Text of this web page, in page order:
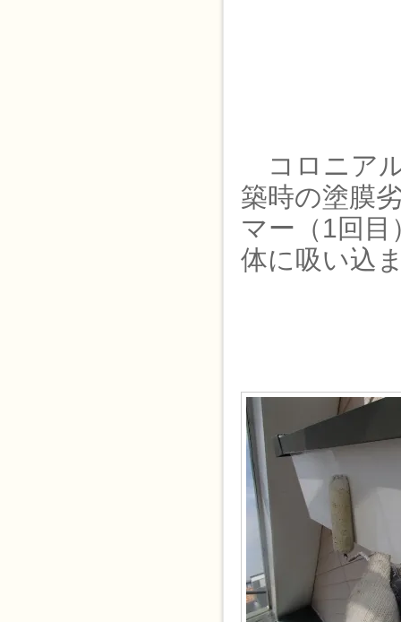
コロニア
築時の塗膜
マー（1回
体に吸い込